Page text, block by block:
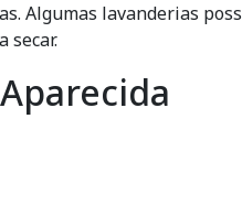
Algumas lavanderias
secar.